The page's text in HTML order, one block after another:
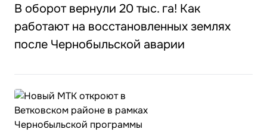
В оборот вернули 20 тыс. га! Как
работают на восстановленных землях
после Чернобыльской аварии